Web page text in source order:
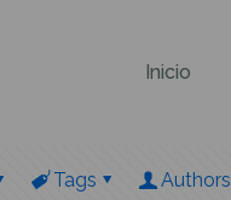
Inicio
Tags Authors